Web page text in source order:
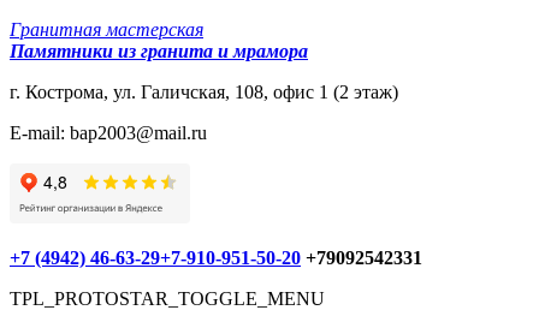
Гранитная мастерская
Памятники из гранита и мрамора
г. Кострома, ул. Галичская, 108, офис 1 (2 этаж)
E-mail: bap2003@mail.ru
+7 (4942) 46-63-29+7-910-951-50-20 +79092542331
TPL_PROTOSTAR_TOGGLE_MENU